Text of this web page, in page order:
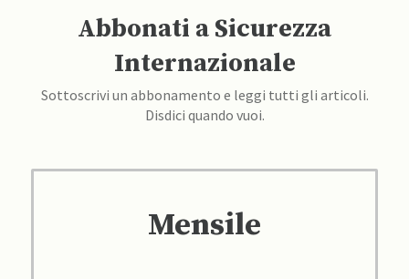
Abbonati a Sicurezza
Internazionale
Sottoscrivi un abbonamento e leggi tutti gli articoli.
Disdici quando vuoi.
Mensile